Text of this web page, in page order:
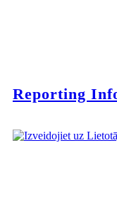
Reporting